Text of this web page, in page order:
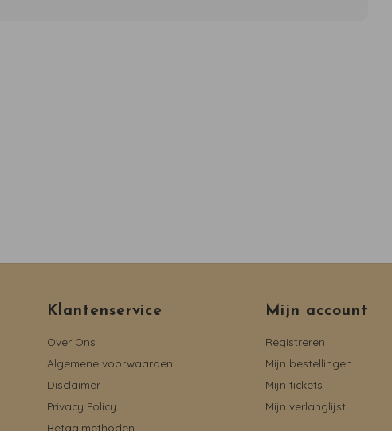
Klantenservice
Over Ons
Algemene voorwaarden
Disclaimer
Privacy Policy
Betaalmethoden
Mijn account
Registreren
Mijn bestellingen
Mijn tickets
Mijn verlanglijst